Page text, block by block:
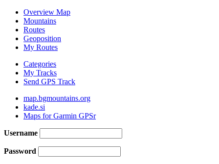
Overview Map
Mountains
Routes
Geoposition
My Routes
Categories
My Tracks
Send GPS Track
map.bgmountains.org
kade.si
Maps for Garmin GPSr
Username
Password